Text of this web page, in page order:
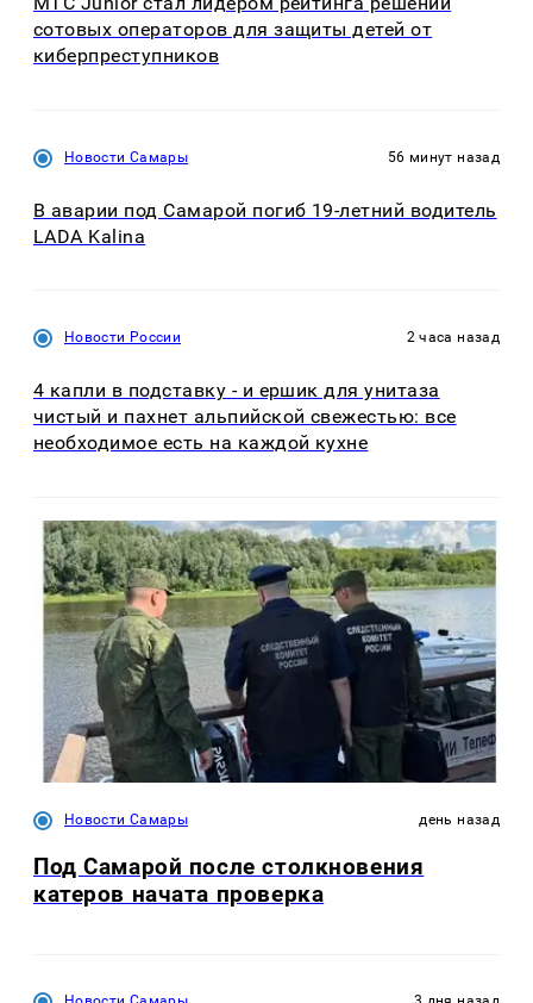
сотовых операторов для защиты детей от
киберпреступников
Новости Самары 56 минут назад
В аварии под Самарой погиб 19-летний водитель
LADA Kalina
Новости России 2 часа назад
4 капли в подставку - и ершик для унитаза
чистый и пахнет альпийской свежестью: все
необходимое есть на каждой кухне
Новости Самары день назад
Под Самарой после столкновения
катеров начата проверка